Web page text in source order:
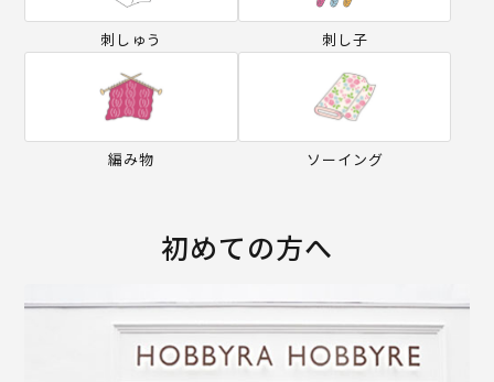
刺しゅう 刺し子
編み物 ソーイング
初めての方へ